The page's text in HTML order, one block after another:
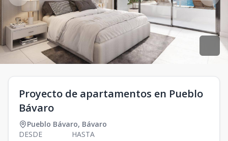
Proyecto de apartamentos en Pueblo
Bávaro
Pueblo Bávaro, Bávaro
DESDE
HASTA